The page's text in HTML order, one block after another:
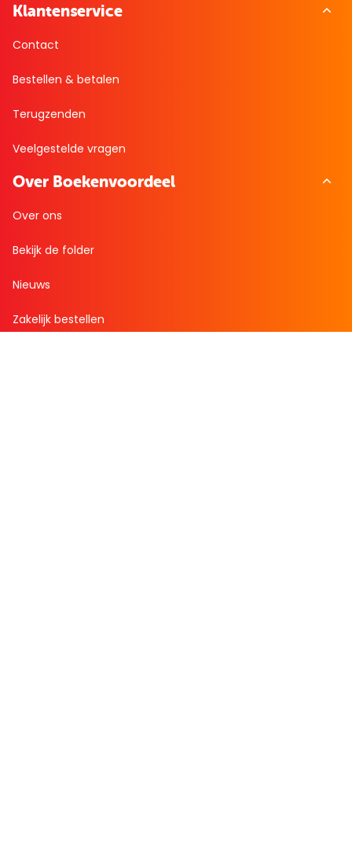
Klantenservice
Contact
Bestellen & betalen
Terugzenden
Veelgestelde vragen
Over Boekenvoordeel
Over ons
Bekijk de folder
Nieuws
Zakelijk bestellen